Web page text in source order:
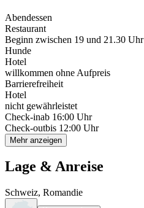
Abendessen
Restaurant
Beginn zwischen 19 und 21.30 Uhr
Hunde
Hotel
willkommen ohne Aufpreis
Barrierefreiheit
Hotel
nicht gewährleistet
Check-inab 16:00 Uhr
Check-outbis 12:00 Uhr
Mehr anzeigen
Lage & Anreise
Schweiz, Romandie